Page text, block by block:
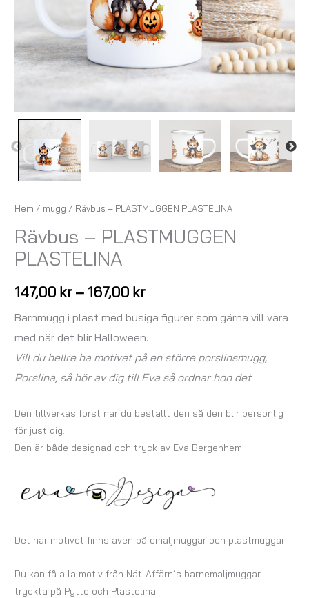
Hem / mugg / Rävbus – PLASTMUGGEN PLASTELINA
Rävbus – PLASTMUGGEN
PLASTELINA
147,00 kr – 167,00 kr
Barnmugg i plast med busiga figurer som gärna vill vara
med när det blir Halloween.
Vill du hellre ha motivet på en större porslinsmugg,
Porslina, så hör av dig till Eva så ordnar hon det
Den tillverkas först när du beställt den så den blir personlig
för just dig.
Den är både designad och tryck av Eva Bergenhem
Det här motivet finns även på emaljmuggar och plastmuggar.
Du kan få alla motiv från Nät-Affärn´s barnemaljmuggar
tryckta på Pytte och Plastelina